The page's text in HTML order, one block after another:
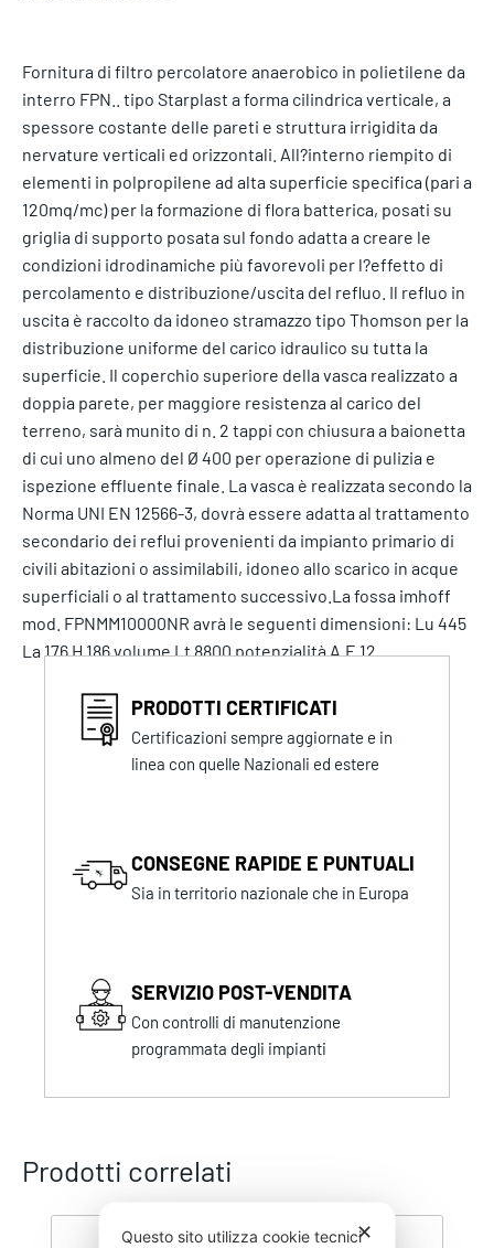
Fornitura di filtro percolatore anaerobico in polietilene da
interro FPN.. tipo Starplast a forma cilindrica verticale, a
spessore costante delle pareti e struttura irrigidita da
nervature verticali ed orizzontali. All?interno riempito di
elementi in polpropilene ad alta superficie specifica (pari a
120mq/mc) per la formazione di flora batterica, posati su
griglia di supporto posata sul fondo adatta a creare le
condizioni idrodinamiche più favorevoli per l?effetto di
percolamento e distribuzione/uscita del refluo. Il refluo in
uscita è raccolto da idoneo stramazzo tipo Thomson per la
distribuzione uniforme del carico idraulico su tutta la
superficie. Il coperchio superiore della vasca realizzato a
doppia parete, per maggiore resistenza al carico del
terreno, sarà munito di n. 2 tappi con chiusura a baionetta
di cui uno almeno del Ø 400 per operazione di pulizia e
ispezione effluente finale. La vasca è realizzata secondo la
Norma UNI EN 12566-3, dovrà essere adatta al trattamento
secondario dei reflui provenienti da impianto primario di
civili abitazioni o assimilabili, idoneo allo scarico in acque
superficiali o al trattamento successivo.La fossa imhoff
mod. FPNMM10000NR avrà le seguenti dimensioni: Lu 445
La 176 H 186 volume Lt 8800 potenzialità A.E 12
PRODOTTI CERTIFICATI
Certificazioni sempre aggiornate e in
linea con quelle Nazionali ed estere
CONSEGNE RAPIDE E PUNTUALI
Sia in territorio nazionale che in Europa
SERVIZIO POST-VENDITA
Con controlli di manutenzione
programmata degli impianti
Prodotti correlati
✕
Questo sito utilizza cookie tecnici